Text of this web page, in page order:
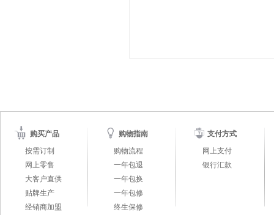
购买产品
按需订制
网上零售
大客户直供
贴牌生产
经销商加盟
购物指南
购物流程
一年包退
一年包换
一年包修
终生保修
支付方式
网上支付
银行汇款